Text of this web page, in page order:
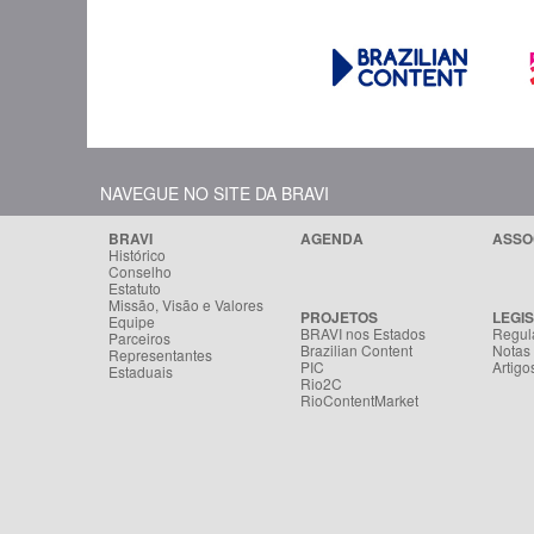
NAVEGUE NO SITE DA BRAVI
BRAVI
Histórico
Conselho
Estatuto
Missão, Visão e Valores
Equipe
Parceiros
Representantes
Estaduais
AGENDA
PROJETOS
BRAVI nos Estados
Brazilian Content
PIC
Rio2C
RioContentMarket
Notas